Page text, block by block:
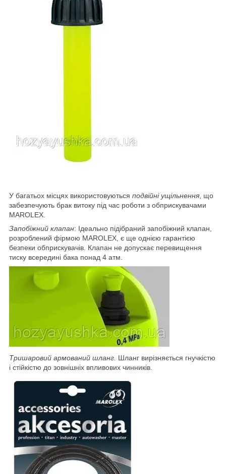
У багатьох місцях використовуються подвійні ущільнення , що
забезпечують брак витоку під час роботи з обприскувачами
MAROLEX.
Запобіжний клапан: Ідеально підібраний запобіжний клапан,
розроблений фірмою MAROLEX, є ще однією гарантією
безпеки обприскувачів. Клапан не допускає перевищення
тиску всередині бака понад 4 атм.
Тришаровий армований шланг. Шланг вирізняється гнучкістю
і стійкістю до зовнішніх впливових чинників.